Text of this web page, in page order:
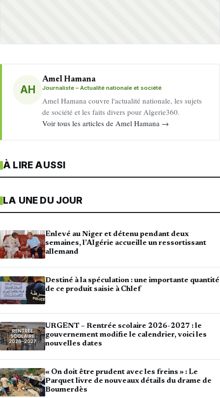
AH
Amel Hamana
Journaliste – Actualité nationale et société
Amel Hamana couvre l'actualité nationale, les sujets
de société et les faits divers pour Algerie360.
Voir tous les articles de Amel Hamana →
À LIRE AUSSI
LA UNE DU JOUR
Enlevé au Niger et détenu pendant deux
semaines, l’Algérie accueille un ressortissant
allemand
Destiné à la spéculation : une importante quantité
de ce produit saisie à Chlef
URGENT – Rentrée scolaire 2026-2027 : le
gouvernement modifie le calendrier, voici les
nouvelles dates
« On doit être prudent avec les freins » : Le
Parquet livre de nouveaux détails du drame de
Boumerdès